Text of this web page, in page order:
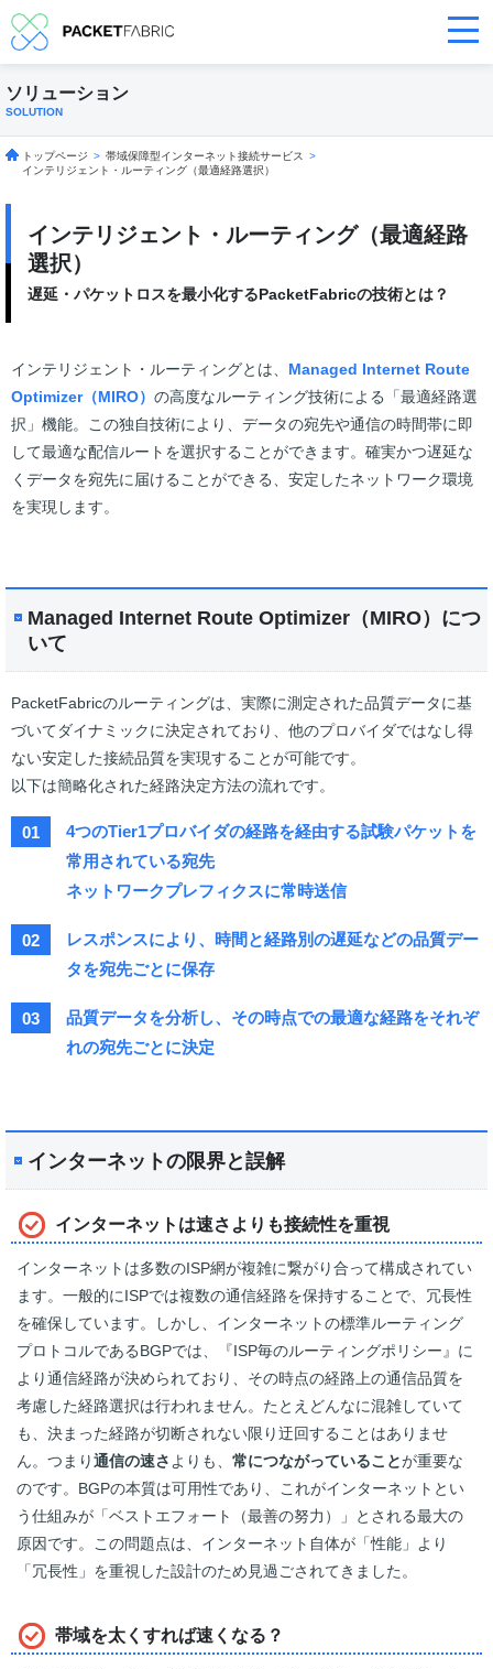
ソリューション
SOLUTION
トップページ > 帯域保障型インターネット接続サービス
>
インテリジェント・ルーティング（最適経路選択）
インテリジェント・ルーティング（最適経路
選択）
遅延・パケットロスを最小化するPacketFabricの技術とは？
インテリジェント・ルーティングとは、 Managed Internet Route
Optimizer（MIRO） の高度なルーティング技術による「最適経路選
択」機能。この独自技術により、データの宛先や通信の時間帯に即
して最適な配信ルートを選択することができます。確実かつ遅延な
くデータを宛先に届けることができる、安定したネットワーク環境
を実現します。
Managed Internet Route Optimizer（MIRO）につ
いて
PacketFabricのルーティングは、実際に測定された品質データに基
づいてダイナミックに決定されており、他のプロバイダではなし得
ない安定した接続品質を実現することが可能です。
以下は簡略化された経路決定方法の流れです。
01
4つのTier1プロバイダの経路を経由する試験パケットを
常用されている宛先
ネットワークプレフィクスに常時送信
02
レスポンスにより、時間と経路別の遅延などの品質デー
タを宛先ごとに保存
03
品質データを分析し、その時点での最適な経路をそれぞ
れの宛先ごとに決定
インターネットの限界と誤解
インターネットは速さよりも接続性を重視
インターネットは多数のISP網が複雑に繋がり合って構成されてい
ます。一般的にISPでは複数の通信経路を保持することで、冗長性
を確保しています。しかし、インターネットの標準ルーティング
プロトコルであるBGPでは、『ISP毎のルーティングポリシー』に
より通信経路が決められており、その時点の経路上の通信品質を
考慮した経路選択は行われません。たとえどんなに混雑していて
も、決まった経路が切断されない限り迂回することはありませ
ん。つまり通信の速さ よりも、 常につながっていることが重要な
のです。BGPの本質は可用性であり、これがインターネットとい
う仕組みが「ベストエフォート（最善の努力）」とされる最大の
原因です。この問題点は、インターネット自体が「性能」より
「冗長性」を重視した設計のため見過ごされてきました。
帯域を太くすれば速くなる？